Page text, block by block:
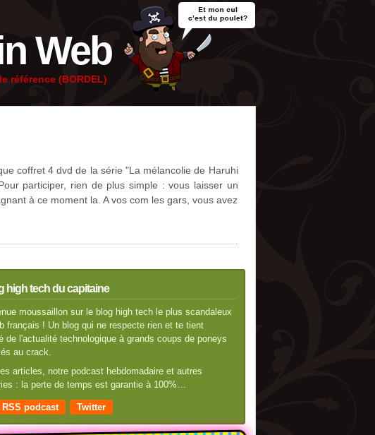
Web
référence (BORDEL)
coffret 4 dvd de la série "La mélancolie de Haruhi
participer, rien de plus simple : vous laisser un
à ce moment la. A vos com les gars, vous avez
high tech du capitaine
moussaillon sur le blog high tech le plus scandaleux
français ! Un blog qui ne respecte rien et te tient
de l'actualité technologique à grands coups de poneys
au crack.
articles, notre podcast hebdomadaire et autres
: la perte de temps est garantie à 100%…
RSS podcast Twitter